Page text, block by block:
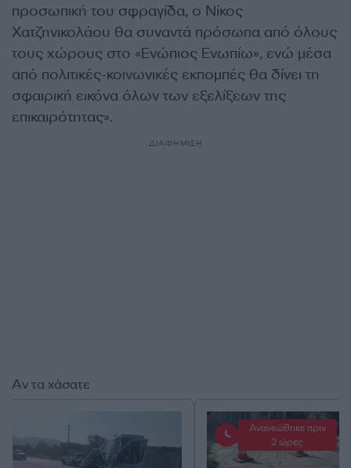
προσωπική του σφραγίδα, ο Νίκος
Χατζηνικολάου θα συναντά πρόσωπα από όλους
τους χώρους στο «Ενώπιος Ενωπίω», ενώ μέσα
από πολιτικές-κοινωνικές εκπομπές θα δίνει τη
σφαιρική εικόνα όλων των εξελίξεων της
επικαιρότητας».
ΔΙΑΦΗΜΙΣΗ
Αν τα χάσατε
Ανανεώθηκε πριν
2 ώρες